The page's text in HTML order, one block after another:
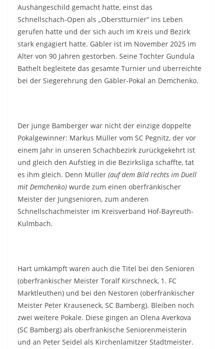
Aushängeschild gemacht hatte, einst das
Schnellschach-Open als „Oberstturnier“ ins Leben
gerufen hatte und der sich auch im Kreis und Bezirk
stark engagiert hatte. Gäbler ist im November 2025 im
Alter von 90 Jahren gestorben. Seine Tochter Gundula
Bathelt begleitete das gesamte Turnier und überreichte
bei der Siegerehrung den Gäbler-Pokal an Demchenko.
Der junge Bamberger war nicht der einzige doppelte
Pokalgewinner: Markus Müller vom SC Pegnitz, der vor
einem Jahr in unseren Schachbezirk zurückgekehrt ist
und gleich den Aufstieg in die Bezirksliga schaffte, tat
es ihm gleich. Denn Müller (auf dem Bild rechts im Duell
mit Demchenko) wurde zum einen oberfränkischer
Meister der Jungsenioren, zum anderen
Schnellschachmeister im Kreisverband Hof-Bayreuth-
Kulmbach.
Hart umkämpft waren auch die Titel bei den Senioren
(oberfränkischer Meister Toralf Kirschneck, 1. FC
Marktleuthen) und bei den Nestoren (oberfränkischer
Meister Peter Krauseneck, SC Bamberg). Bleiben noch
zwei weitere Pokale. Diese gingen an Olena Averkova
(SC Bamberg) als oberfränkische Seniorenmeisterin
und an Peter Seidel als Kirchenlamitzer Stadtmeister.